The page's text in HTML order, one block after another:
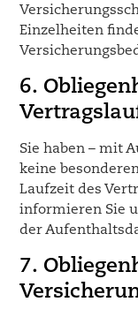
Einzelheiten
6.
Sie haben – mit
keine
Laufzeit des
informieren Sie
der
7.